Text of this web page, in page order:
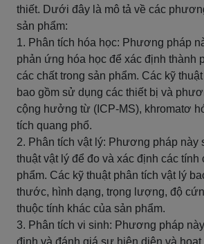
thiết. Dưới đây là mô tả về các
sản phẩm:
1. Phân tích hóa học: Phương pháp
phản ứng hóa học để xác định thành
các chất trong sản phẩm. Các kỹ
bao gồm sử dụng các thiết bị và
cộng hưởng từ (ICP-MS), khromatơ
tích quang phổ.
2. Phân tích vật lý: Phương pháp này
thuật vật lý để đo và xác định các tính
phẩm. Các kỹ thuật phân tích vật lý
thước, hình dạng, trọng lượng, độ
thuộc tính khác của sản phẩm.
3. Phân tích vi sinh: Phương pháp
định và đánh giá sự hiện diện và